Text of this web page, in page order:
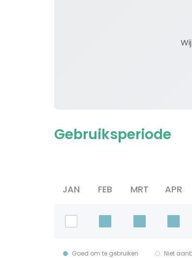
Gebruiksperiode
JAN FEB MRT APR
Goed om te gebruiken Niet